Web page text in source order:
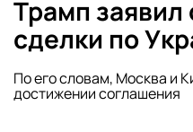
Трамп заявил
сделки по
По его словам, Москва и
достижении соглашения